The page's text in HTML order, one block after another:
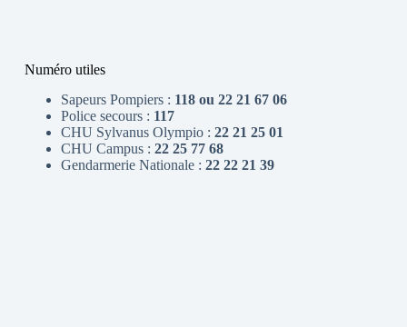
Numéro utiles
Sapeurs Pompiers : 118 ou 22 21 67 06
Police secours : 117
CHU Sylvanus Olympio : 22 21 25 01
CHU Campus : 22 25 77 68
Gendarmerie Nationale : 22 22 21 39